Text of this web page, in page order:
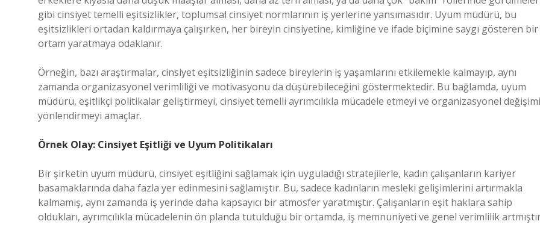
gibi cinsiyet temelli eşitsizlikler, toplumsal cinsiyet normlarının iş yerlerine yansımasıdır. Uyum müdürü, bu
eşitsizlikleri ortadan kaldırmaya çalışırken, her bireyin cinsiyetine, kimliğine ve ifade biçimine saygı gösteren bir
ortam yaratmaya odaklanır.
Örneğin, bazı araştırmalar, cinsiyet eşitsizliğinin sadece bireylerin iş yaşamlarını etkilemekle kalmayıp, aynı
zamanda organizasyonel verimliliği ve motivasyonu da düşürebileceğini göstermektedir. Bu bağlamda, uyum
müdürü, eşitlikçi politikalar geliştirmeyi, cinsiyet temelli ayrımcılıkla mücadele etmeyi ve organizasyonel değişimi
yönlendirmeyi amaçlar.
Örnek Olay: Cinsiyet Eşitliği ve Uyum Politikaları
Bir şirketin uyum müdürü, cinsiyet eşitliğini sağlamak için uyguladığı stratejilerle, kadın çalışanların kariyer
basamaklarında daha fazla yer edinmesini sağlamıştır. Bu, sadece kadınların mesleki gelişimlerini artırmakla
kalmamış, aynı zamanda iş yerinde daha kapsayıcı bir atmosfer yaratmıştır. Çalışanların eşit haklara sahip
oldukları, ayrımcılıkla mücadelenin ön planda tutulduğu bir ortamda, iş memnuniyeti ve genel verimlilik